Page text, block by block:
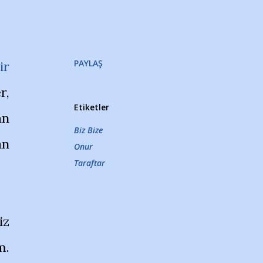
PAYLAŞ
Etiketler
Biz Bize
Onur
Taraftar